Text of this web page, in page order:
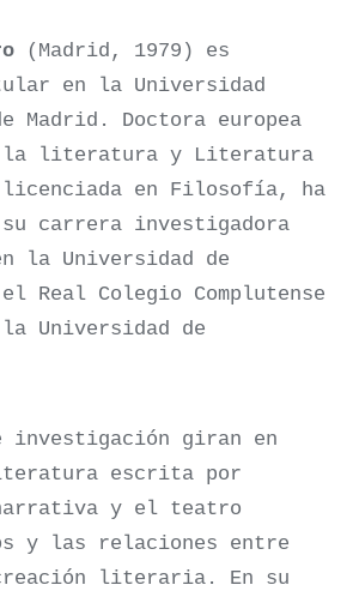
(Madrid, 1979) es
en la Universidad
Madrid. Doctora europea
la literatura y Literatura
licenciada en Filosofía, ha
carrera investigadora
la Universidad de
Real Colegio Complutense
Universidad de
investigación giran en
escrita por
y el teatro
y las relaciones entre
literaria. En su